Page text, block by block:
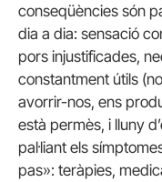
conseqüències són
dia a dia: sensació
pors injustificades,
constantment útils
avorrir-nos, ens
està permès, i lluny
pal·liant els
pas»: teràpies,